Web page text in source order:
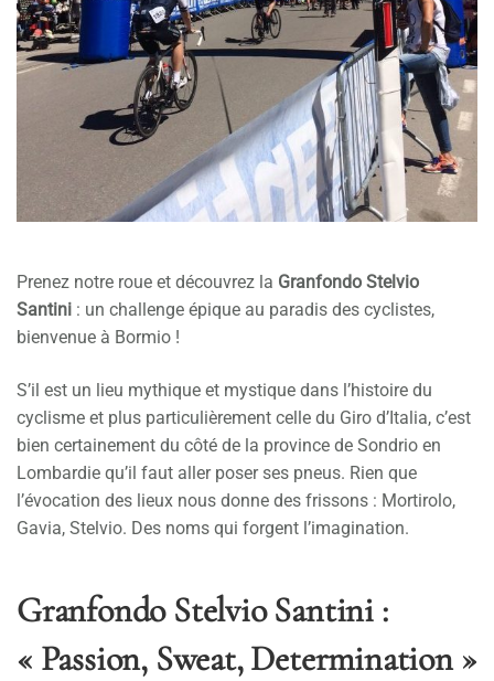
Prenez notre roue et découvrez la Granfondo Stelvio
Santini : un challenge épique au paradis des cyclistes,
bienvenue à Bormio !
S’il est un lieu mythique et mystique dans l’histoire du
cyclisme et plus particulièrement celle du Giro d’Italia, c’est
bien certainement du côté de la province de Sondrio en
Lombardie qu’il faut aller poser ses pneus. Rien que
l’évocation des lieux nous donne des frissons : Mortirolo,
Gavia, Stelvio. Des noms qui forgent l’imagination.
Granfondo Stelvio Santini :
« Passion, Sweat, Determination »